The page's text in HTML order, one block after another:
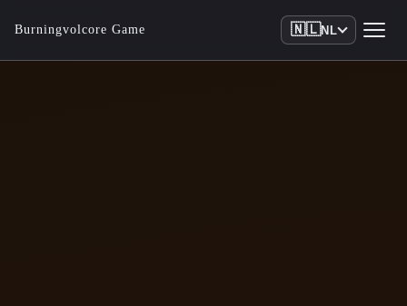
Burningvolcore Game 🇳🇱NL